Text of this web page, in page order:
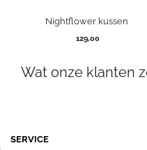
Nightflower kussen
129,00
Wat onze klanten
SERVICE